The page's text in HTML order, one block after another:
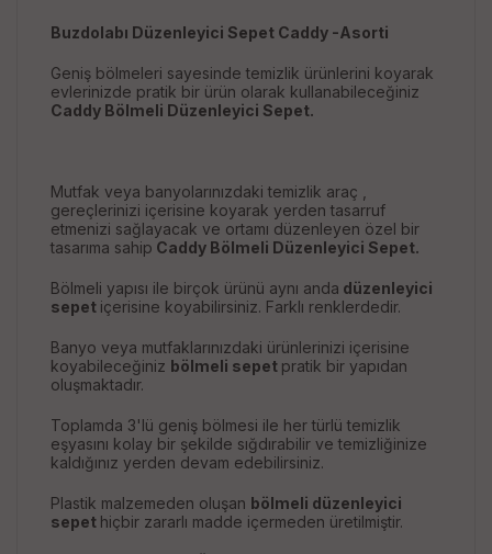
Buzdolabı Düzenleyici Sepet Caddy -Asorti
Geniş bölmeleri sayesinde temizlik ürünlerini koyarak
evlerinizde pratik bir ürün olarak kullanabileceğiniz
Caddy Bölmeli Düzenleyici Sepet.
Mutfak veya banyolarınızdaki temizlik araç ,
gereçlerinizi içerisine koyarak yerden tasarruf
etmenizi sağlayacak ve ortamı düzenleyen özel bir
tasarıma sahip Caddy Bölmeli Düzenleyici Sepet.
Bölmeli yapısı ile birçok ürünü aynı anda düzenleyici
sepet içerisine koyabilirsiniz. Farklı renklerdedir.
Banyo veya mutfaklarınızdaki ürünlerinizi içerisine
koyabileceğiniz bölmeli sepet pratik bir yapıdan
oluşmaktadır.
Toplamda 3'lü geniş bölmesi ile her türlü temizlik
eşyasını kolay bir şekilde sığdırabilir ve temizliğinize
kaldığınız yerden devam edebilirsiniz.
Plastik malzemeden oluşan bölmeli düzenleyici
sepet hiçbir zararlı madde içermeden üretilmiştir.